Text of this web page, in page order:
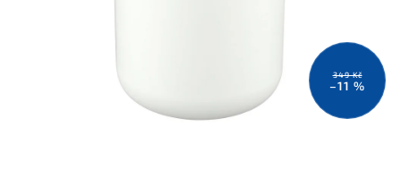
349 Kč
–11 %